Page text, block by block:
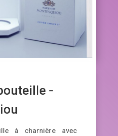
-
à charnière avec